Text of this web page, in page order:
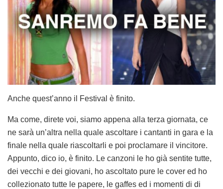
Anche quest’anno il Festival è finito.
Ma come, direte voi, siamo appena alla terza giornata, ce
ne sarà un’altra nella quale ascoltare i cantanti in gara e la
finale nella quale riascoltarli e poi proclamare il vincitore.
Appunto, dico io, è finito. Le canzoni le ho già sentite tutte,
dei vecchi e dei giovani, ho ascoltato pure le cover ed ho
collezionato tutte le papere, le gaffes ed i momenti di di